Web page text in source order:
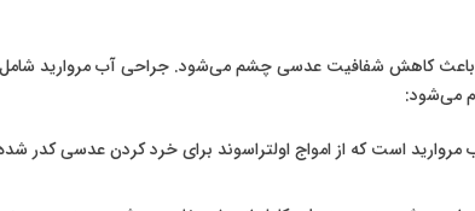
باعث کاهش شفافیت عدسی چشم می‌شود. جراحی آب مروارید
است که از امواج اولتراسوند برای خرد کردن عدسی